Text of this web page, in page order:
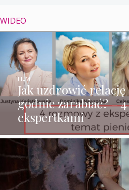
WIDEO
Jak uzdrowić
godnie zarabiać? –
ekspertkami
FILM